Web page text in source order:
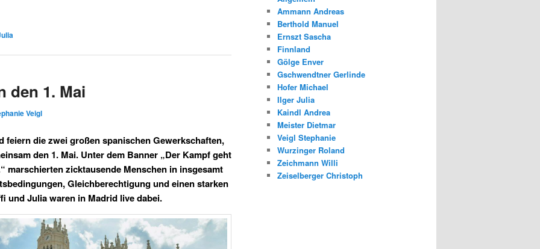
den 1. Mai
Veigl
feiern die zwei großen spanischen Gewerkschaften,
den 1. Mai. Unter dem Banner „Der Kampf geht
marschierten zicktausende Menschen in insgesamt
Gleichberechtigung und einen starken
und Julia waren in Madrid live dabei.
Ammann Andreas
Berthold Manuel
Ernszt Sascha
Finnland
Gölge Enver
Gschwendtner Gerlinde
Hofer Michael
Ilger Julia
Kaindl Andrea
Meister Dietmar
Veigl Stephanie
Wurzinger Roland
Zeichmann Willi
Zeiselberger Christoph